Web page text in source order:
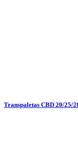
Transpaletas CBD 20/25/